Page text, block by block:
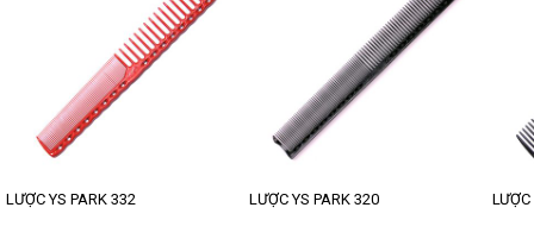
LƯỢC YS PARK 332 LƯỢC YS PARK 320 LƯỢC